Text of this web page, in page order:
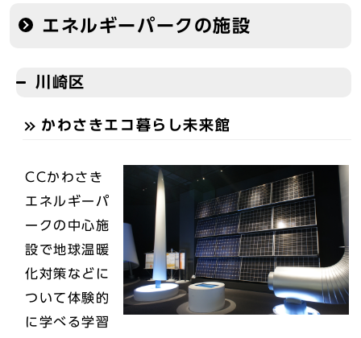
エネルギーパークの施設
川崎区
かわさきエコ暮らし未来館
CCかわさき
エネルギーパ
ークの中心施
設で地球温暖
化対策などに
ついて体験的
に学べる学習